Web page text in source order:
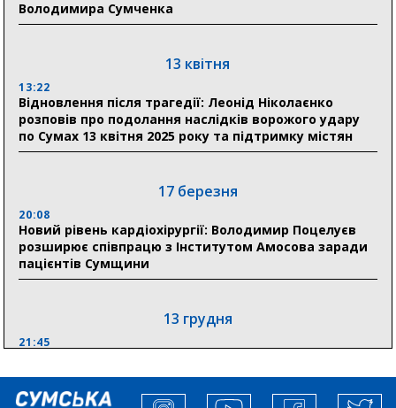
18:13
Лікарня Святого Пантелеймона отримала нову
28 липня
19:07
Соціальні виплати без затримок: Пенсійний фонд
Сумщини профінансував 2,5 млрд грн у липні
атак: Ніколаєнко підбив підсумки ліквідації
наслідків
Володимира Сумченка
13 квітня
13:22
Відновлення після трагедії: Леонід Ніколаєнко
розповів про подолання наслідків ворожого удару
по Сумах 13 квітня 2025 року та підтримку містян
17 березня
20:08
Новий рівень кардіохірургії: Володимир Поцелуєв
розширює співпрацю з Інститутом Амосова заради
пацієнтів Сумщини
13 грудня
21:45
збільшити завантаження стратегічних українських
виробників”, – нардеп Максим Гузенко